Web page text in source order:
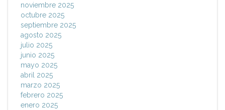
noviembre 2025
octubre 2025
septiembre 2025
agosto 2025
julio 2025
junio 2025
mayo 2025
abril 2025
marzo 2025
febrero 2025
enero 2025